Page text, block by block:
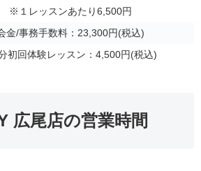
※１レッスンあたり6,500円
金/事務手数料：23,300円(税込)
初回体験レッスン：4,500円(税込)
広尾店の営業時間